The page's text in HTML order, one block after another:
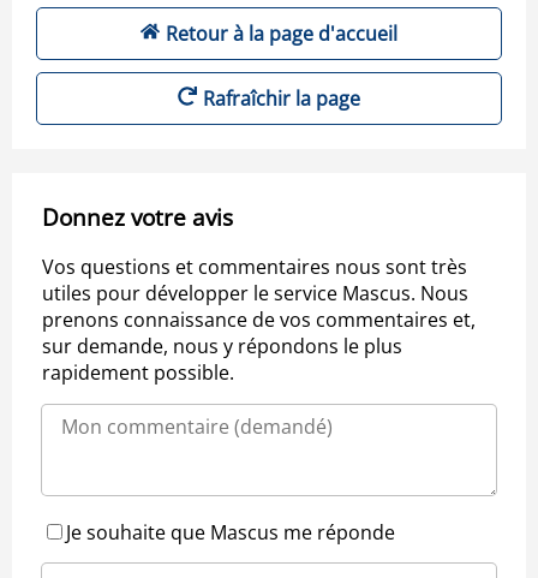
Retour à la page d'accueil
Rafraîchir la page
Donnez votre avis
Vos questions et commentaires nous sont très
utiles pour développer le service Mascus. Nous
prenons connaissance de vos commentaires et,
sur demande, nous y répondons le plus
rapidement possible.
Je souhaite que Mascus me réponde